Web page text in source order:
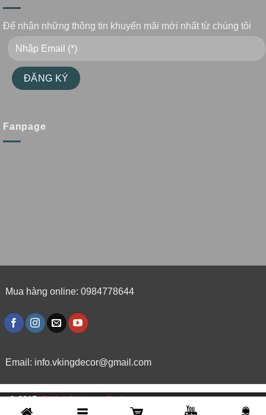
Để nhận những thông tin khuyến mãi mới nhất từ chúng tôi
Fanpage
Mua hàng online: 0984778644
Email: info.vkingdecor@gmail.com
© 2015,Thiết kế website Dipigo